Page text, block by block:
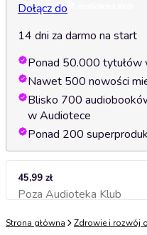
Dołącz do
14 dni za darmo na start
Ponad 50.000 tytułów
Nawet 500 nowości
Blisko 700
w Audiotece
Ponad 200
45,99 zł
Poza Audioteka KlubDodaj
Strona główna Zdrowie i rozwój